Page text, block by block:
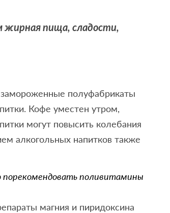
жирная пища, сладости,
полуфабрикаты
Кофе уместен утром,
могут повысить колебания
алкогольных напитков также
поливитамины
магния и пиридоксина